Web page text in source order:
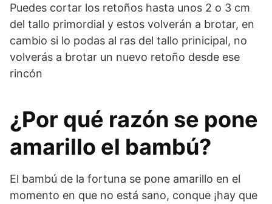
Puedes cortar los retoños hasta unos 2 o 3 cm
del tallo primordial y estos volverán a brotar, en
cambio si lo podas al ras del tallo prinicipal, no
volverás a brotar un nuevo retoño desde ese
rincón
¿Por qué razón se pone
amarillo el bambú?
El bambú de la fortuna se pone amarillo en el
momento en que no está sano, conque ¡hay que